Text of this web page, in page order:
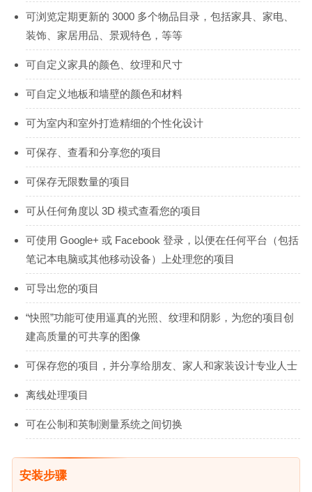
可浏览定期更新的 3000 多个物品目录，包括家具、家电、
装饰、家居用品、景观特色，等等
可自定义家具的颜色、纹理和尺寸
可自定义地板和墙壁的颜色和材料
可为室内和室外打造精细的个性化设计
可保存、查看和分享您的项目
可保存无限数量的项目
可从任何角度以 3D 模式查看您的项目
可使用 Google+ 或 Facebook 登录，以便在任何平台（包括
笔记本电脑或其他移动设备）上处理您的项目
可导出您的项目
“快照”功能可使用逼真的光照、纹理和阴影，为您的项目创
建高质量的可共享的图像
可保存您的项目，并分享给朋友、家人和家装设计专业人士
离线处理项目
可在公制和英制测量系统之间切换
安装步骤